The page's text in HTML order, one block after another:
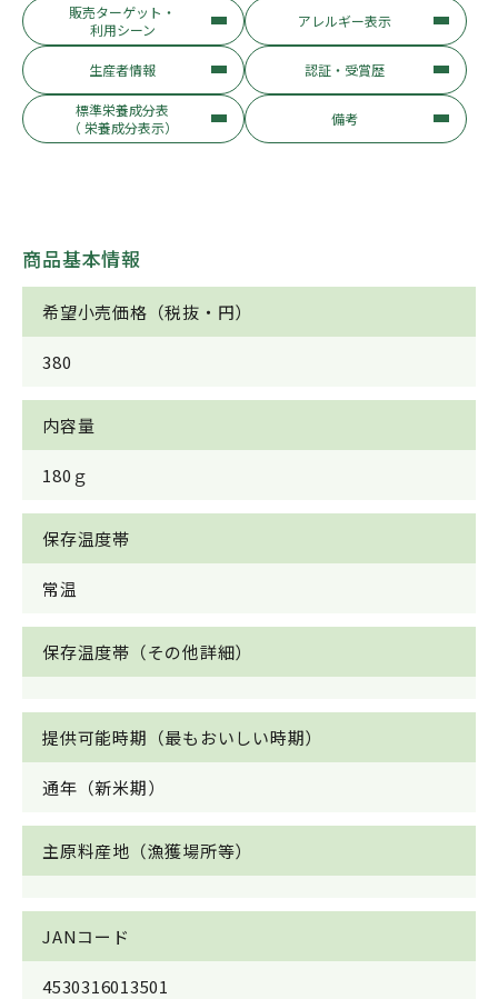
販売ターゲット・
利用シーン
アレルギー表示
生産者情報 認証・受賞歴
標準栄養成分表
（ 栄養成分表示）
備考
商品基本情報
希望小売価格（税抜・円）
380
内容量
180ｇ
保存温度帯
常温
保存温度帯（その他詳細）
提供可能時期（最もおいしい時期）
通年（新米期）
主原料産地（漁獲場所等）
JANコード
4530316013501